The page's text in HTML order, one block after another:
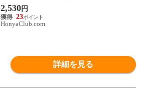
０ Ｎｏ．
2,530円
23
HonyaClub.com
詳細を見る